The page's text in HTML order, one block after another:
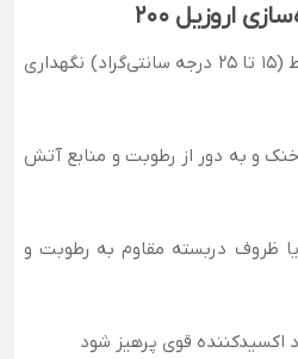
اروزیل ۲۰۰
در دمای محیط (۱۵ تا ۲۵ درجه سانتی‌گراد) نگهداری
و به دور از رطوبت و منابع آتش
ظروف دربسته مقاوم به رطوبت و
اکسیدکننده قوی پرهیز شود